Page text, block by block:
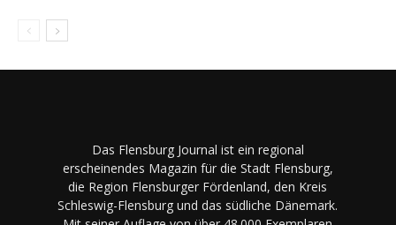
Das Flensburg Journal ist ein regional
erscheinendes Magazin für die Stadt Flensburg,
die Region Flensburger Fördenland, den Kreis
Schleswig-Flensburg und das südliche Dänemark.